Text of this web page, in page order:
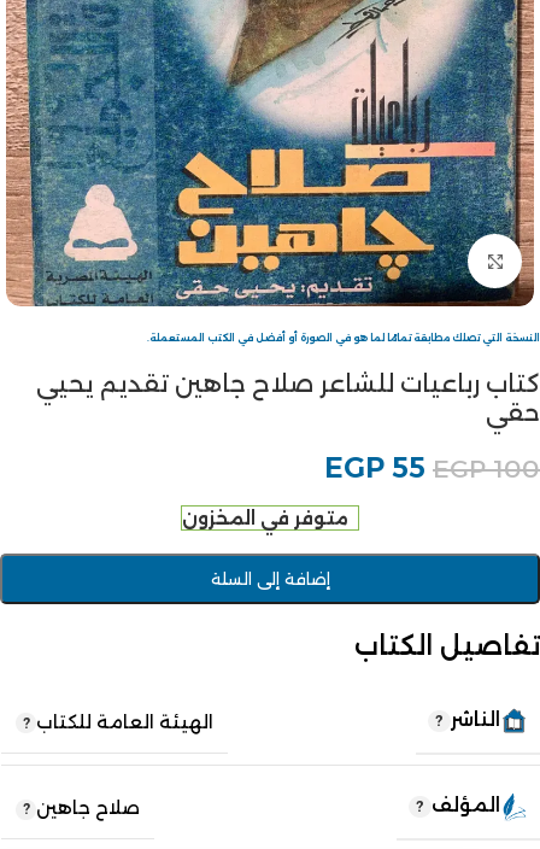
Click to enlarge
النسخة التي تصلك مطابقة تمامًا لما هو في الصورة أو أفضل في الكتب المستعملة.
كتاب رباعيات للشاعر صلاح جاهين تقديم يحيي
حقي
EGP100
EGP 55
متوفر في المخزون
إضافة إلى السلة
تفاصيل الكتاب
الناشر الهيئة العامة للكتاب
المؤلف صلاح جاهين